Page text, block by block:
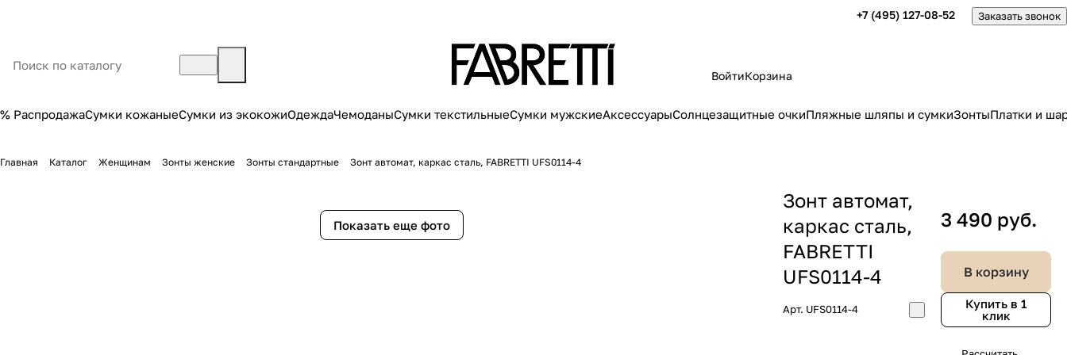
+7 (495) 127-08-52 Заказать звонок
ВойтиКорзина
% РаспродажаСумки кожаныеСумки из экокожиОдеждаЧемоданыСумки текстильныеСумки мужскиеАксессуарыСолнцезащитные очкиПляжные шляпы и сумкиЗонтыПлатки и
Главная Каталог Женщинам Зонты женские Зонты стандартные Зонт автомат, каркас сталь, FABRETTI UFS0114-4
Показать еще фото
Зонт автомат,
каркас сталь,
FABRETTI
UFS0114-4
Арт. UFS0114-4
3 490 руб.
В корзину
Купить в 1
клик